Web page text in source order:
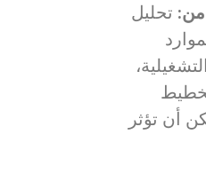
من: تحليل
أن تؤثر